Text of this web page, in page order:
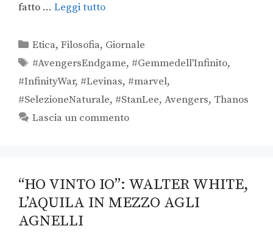
fatto … Leggi tutto
Etica,Filosofia, Giornale
#AvengersEndgame, #Gemmedell'Infinito,
#InfinityWar, #Levinas, #marvel,
#SelezioneNaturale, #StanLee, Avengers, Thanos
Lascia un commento
“HO VINTO IO”: WALTER WHITE,
L’AQUILA IN MEZZO AGLI
AGNELLI